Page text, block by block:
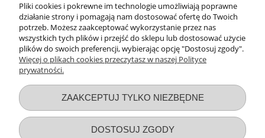
DO KOSZYKA
Pliki cookies i pokrewne im technologie umożliwiają poprawne
działanie strony i pomagają nam dostosować ofertę do Twoich
potrzeb. Możesz zaakceptować wykorzystanie przez nas
wszystkich tych plików i przejść do sklepu lub dostosować użycie
plików do swoich preferencji, wybierając opcję "Dostosuj zgody".
Więcej o plikach cookies przeczytasz w naszej Polityce
prywatności.
ZAAKCEPTUJ TYLKO NIEZBĘDNE
DOSTOSUJ ZGODY